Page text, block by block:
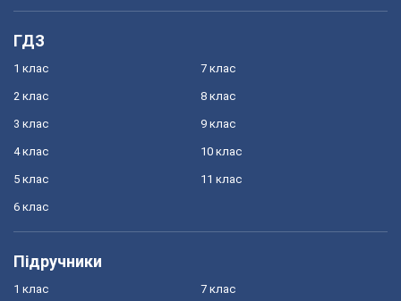
ГДЗ
1 клас
2 клас
3 клас
4 клас
5 клас
6 клас
7 клас
8 клас
9 клас
10 клас
11 клас
Підручники
1 клас 7 клас